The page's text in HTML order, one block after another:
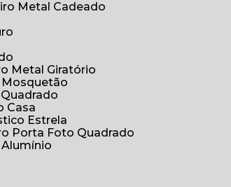
Metal Cadeado
Metal Giratório
Mosquetão
Quadrado
Casa
Estrela
Porta Foto Quadrado
Alumínio